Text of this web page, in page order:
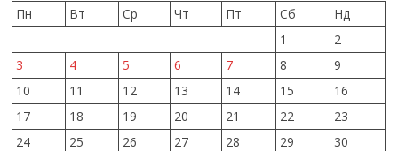
Пн
Вт Ср Чт Пт Сб
Нд
1
2
3
4 5 6 7 8
9
10
11 12 13 14 15
16
17
18 19 20 21 22
23
24
25 26 27 28 29
30